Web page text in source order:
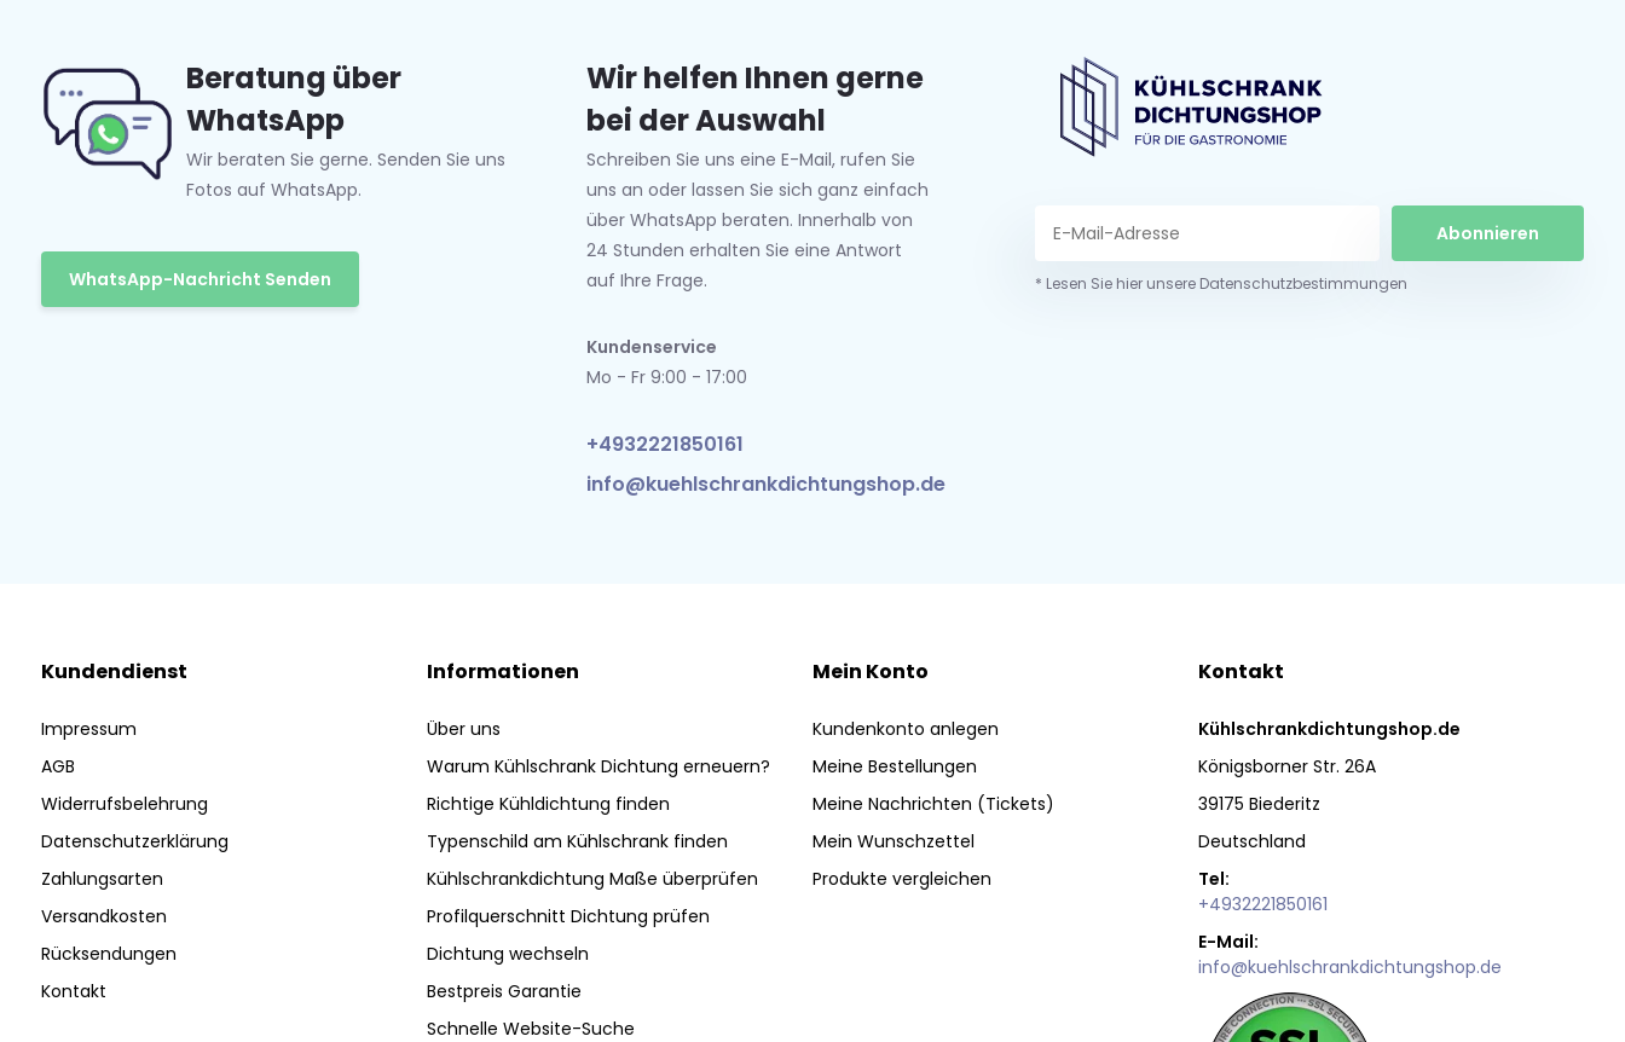
Beratung über
WhatsApp
Wir beraten Sie gerne. Senden Sie uns
Fotos auf WhatsApp.
WhatsApp-Nachricht Senden
Wir helfen Ihnen gerne
bei der Auswahl
Schreiben Sie uns eine E-Mail, rufen Sie
uns an oder lassen Sie sich ganz einfach
über WhatsApp beraten. Innerhalb von
24 Stunden erhalten Sie eine Antwort
auf Ihre Frage.
Kundenservice
Mo - Fr 9:00 - 17:00
+4932221850161
info@kuehlschrankdichtungshop.de
Abonnieren
* Lesen Sie hier unsere Datenschutzbestimmungen
Kundendienst
Impressum
AGB
Widerrufsbelehrung
Datenschutzerklärung
Zahlungsarten
Versandkosten
Rücksendungen
Kontakt
Informationen
Über uns
Warum Kühlschrank Dichtung erneuern?
Richtige Kühldichtung finden
Typenschild am Kühlschrank finden
Kühlschrankdichtung Maße überprüfen
Profilquerschnitt Dichtung prüfen
Dichtung wechseln
Bestpreis Garantie
Schnelle Website-Suche
Mein Konto
Kundenkonto anlegen
Meine Bestellungen
Meine Nachrichten (Tickets)
Mein Wunschzettel
Produkte vergleichen
Kontakt
Kühlschrankdichtungshop.de
Königsborner Str. 26A
39175 Biederitz
Deutschland
Tel:
+4932221850161
E-Mail:
info@kuehlschrankdichtungshop.de